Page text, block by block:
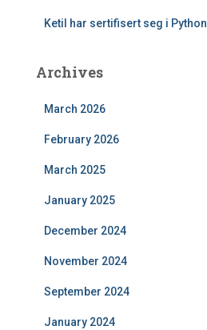
Ketil har sertifisert seg i Python
Archives
March 2026
February 2026
March 2025
January 2025
December 2024
November 2024
September 2024
January 2024